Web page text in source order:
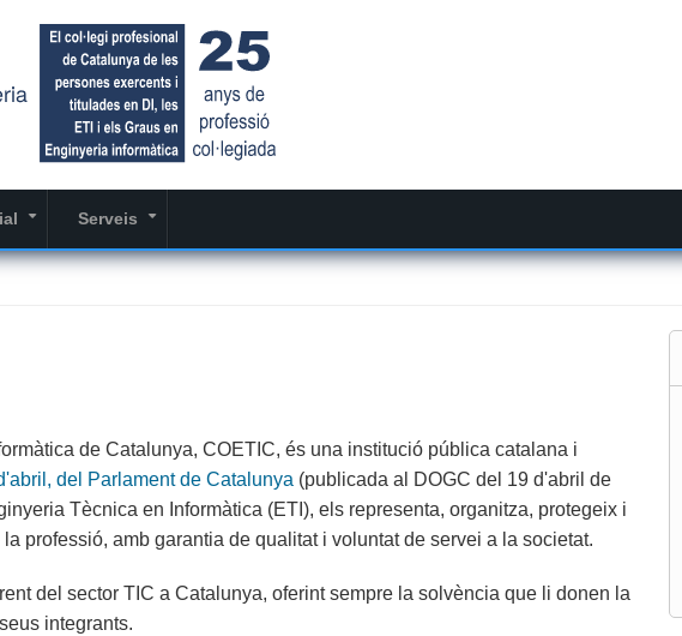
Serveis
de Catalunya, COETIC, és una institució pública catalana i
del Parlament de Catalunya (publicada al DOGC del 19 d'abril de
Tècnica en Informàtica (ETI), els representa, organitza, protegeix i
professió, amb garantia de qualitat i voluntat de servei a la societat.
del sector TIC a Catalunya, oferint sempre la solvència que li donen la
integrants.